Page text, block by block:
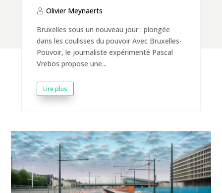
Olivier Meynaerts
Bruxelles sous un nouveau jour : plongée
dans les coulisses du pouvoir Avec Bruxelles-
Pouvoir, le journaliste expérimenté Pascal
Vrebos propose une...
Lire plus